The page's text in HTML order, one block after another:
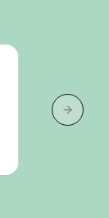
Jente, 13
Neste